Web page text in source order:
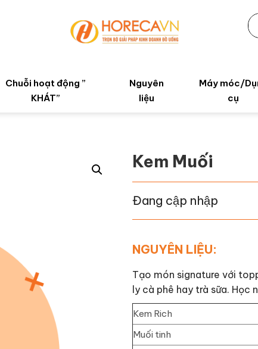
Chuỗi hoạt động ”
KHÁT”
Nguyên
liệu
Máy móc/
cụ
Kem Muối
Đang cập nhập
NGUYÊN LIỆU:
Tạo món signature với
ly cà phê hay trà sữa.
Kem Rich
Muối tinh